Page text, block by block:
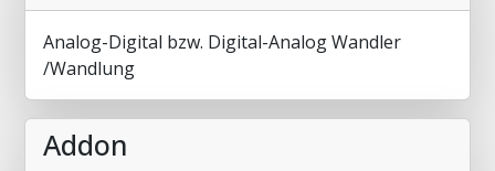
Analog-Digital bzw. Digital-Analog Wandler
/Wandlung
Addon